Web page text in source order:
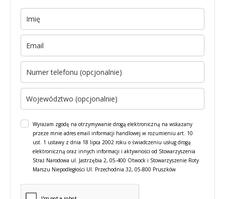
Wyrażam zgodę na otrzymywanie drogą elektroniczną na wskazany
przeze mnie adres email informacji handlowej w rozumieniu art. 10
ust. 1 ustawy z dnia 18 lipca 2002 roku o świadczeniu usług drogą
elektroniczną oraz innych informacji i aktywności od Stowarzyszenia
Straż Narodowa ul. Jastrzębia 2, 05-400 Otwock i Stowarzyszenie Roty
Marszu Niepodległości Ul. Przechodnia 32, 05-800 Pruszków